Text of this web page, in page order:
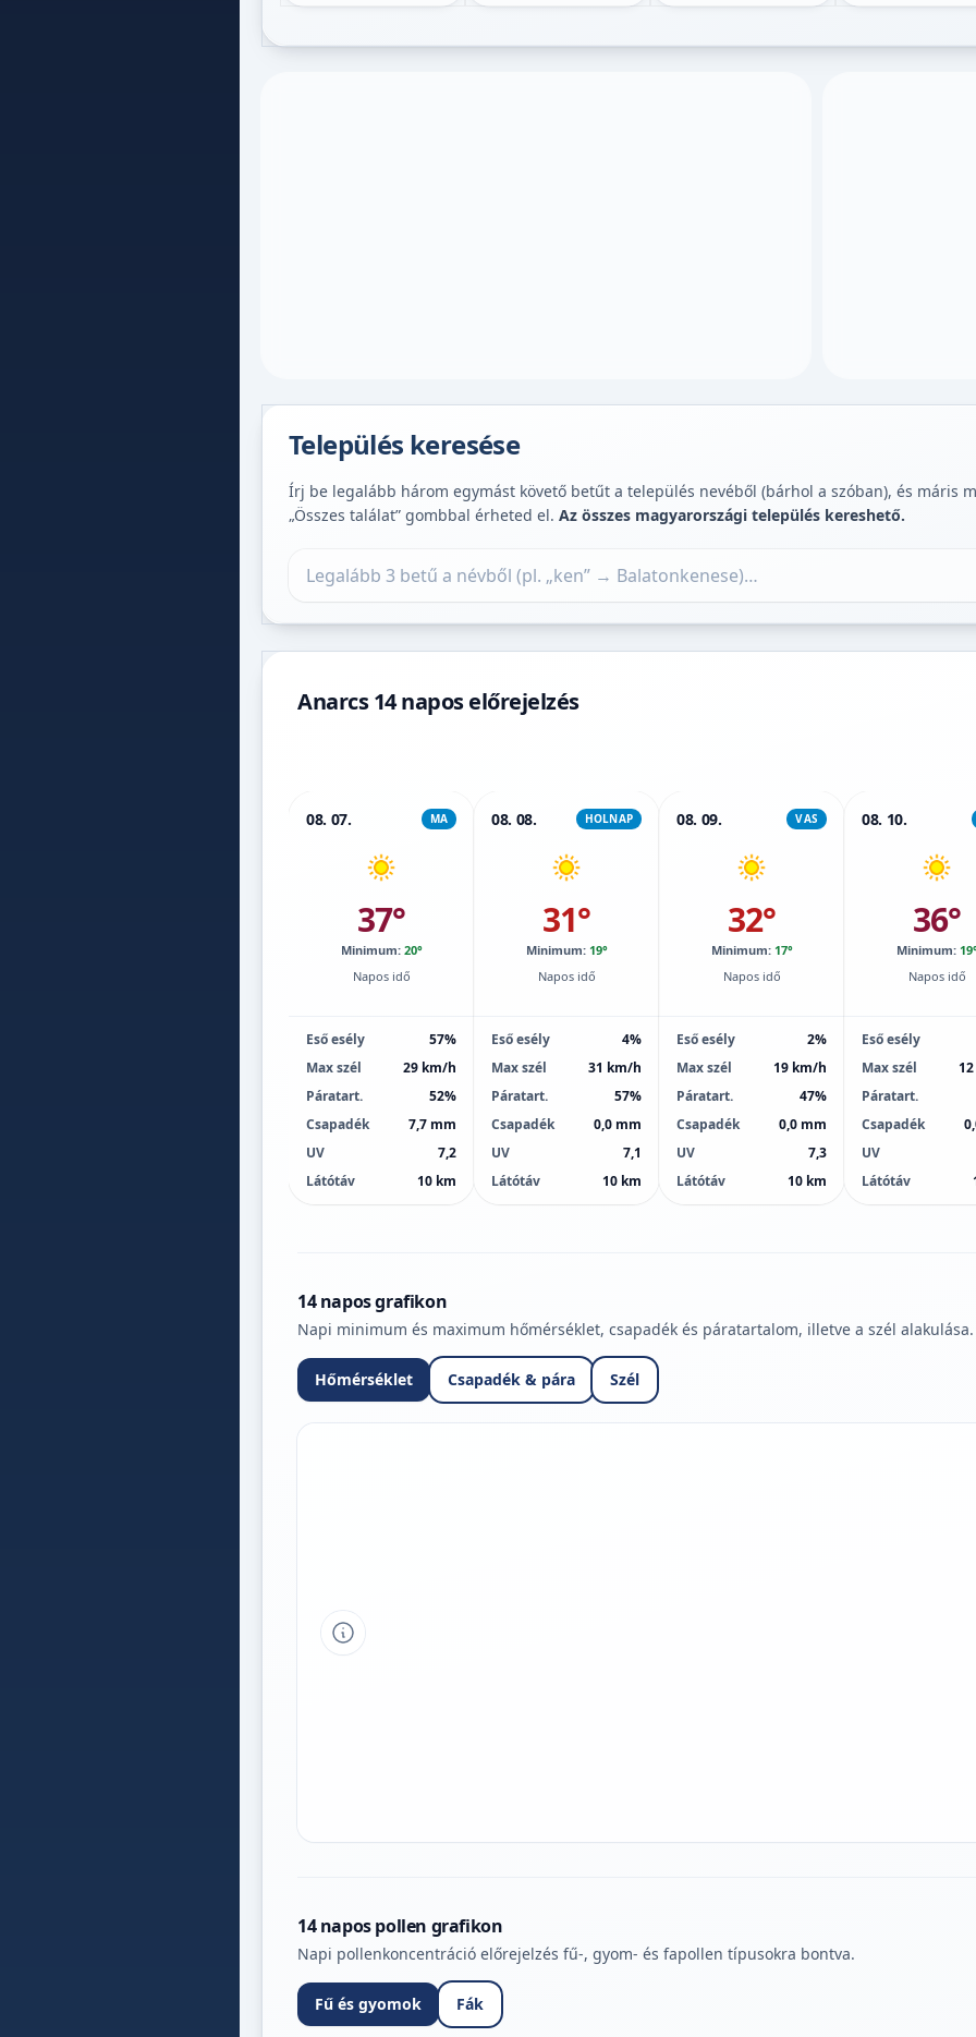
Település keresése
Írj be legalább három egymást követő betűt a település nevéből (bárhol a szóban), és máris
„Összes találat” gombbal érheted el. Az összes magyarországi település kereshető.
Anarcs 14 napos előrejelzés
08. 07. MA
37°
Minimum: 20°
Napos idő
Eső esély
57%
Max szél
29 km/h
Páratart.
52%
Csapadék
7,7 mm
UV
7,2
Látótáv
10 km
08. 08. HOLNAP
31°
Minimum: 19°
Napos idő
Eső esély
4%
Max szél
31 km/h
Páratart.
57%
Csapadék
0,0 mm
UV
7,1
Látótáv
10 km
08. 09. VAS
32°
Minimum: 17°
Napos idő
Eső esély
2%
Max szél
19 km/h
Páratart.
47%
Csapadék
0,0 mm
UV
7,3
Látótáv
10 km
08. 10.
36°
Minimum:
Napos idő
Eső esély
Max szél
Páratart.
Csapadék
UV
Látótáv
14 napos grafikon
Napi minimum és maximum hőmérséklet, csapadék és páratartalom, illetve a szél alakulása.
Hőmérséklet Csapadék & pára Szél
Tipp a grafikon jelmagyarázatához
14 napos pollen grafikon
Napi pollenkoncentráció előrejelzés fű-, gyom- és fapollen típusokra bontva.
Fű és gyomok Fák